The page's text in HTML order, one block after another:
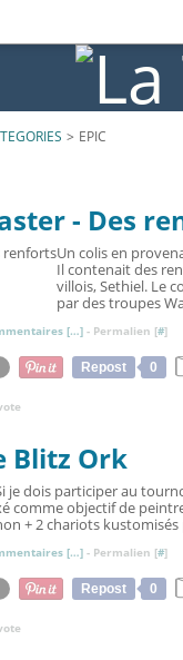
> EPIC
- Des
Un colis en
Il contenait des
villois, Sethiel. Le
par des troupes
[…] - Permalien [#]
Repost
0
Blitz Ork
je dois participer au
comme objectif de
+ 2 chariots
[…] - Permalien [#]
Repost
0